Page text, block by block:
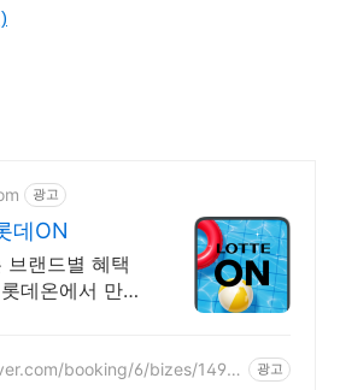
광고
데ON
브랜드별 혜택
데온에서 만나
booking/6/bizes/1494
광고